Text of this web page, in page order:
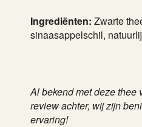
Ingrediënten: Zwarte
sinaasappelschil,
Al bekend met deze thee
review achter, wij zijn
ervaring!